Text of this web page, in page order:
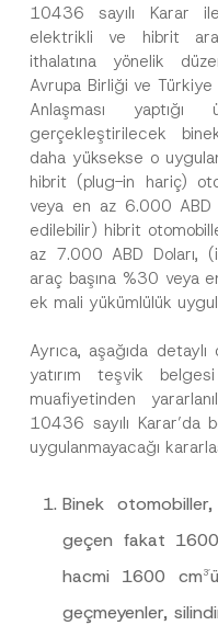
10436 sayılı Karar ile
elektrikli ve hibrit
ithalatına yönelik
Avrupa Birliği ve
Anlaşması yaptığı
gerçekleştirilecek
daha yüksekse o
hibrit (plug-in hariç)
veya en az 6.000 ABD
edilebilir) hibrit
az 7.000 ABD Doları,
araç başına %30 veya
ek mali yükümlülük
Ayrıca, aşağıda
yatırım teşvik
muafiyetinden
10436 sayılı Karar’da
uygulanmayacağı
Binek
geçen fakat
hacmi 1600 cm3’
geçmeyenler,